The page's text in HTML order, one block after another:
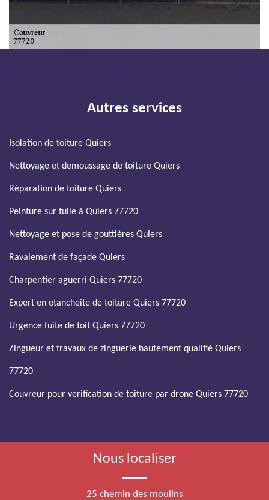
Autres services
Isolation de toiture Quiers
Nettoyage et demoussage de toiture Quiers
Réparation de toiture Quiers
Peinture sur tuile à Quiers 77720
Nettoyage et pose de gouttières Quiers
Ravalement de façade Quiers
Charpentier aguerri Quiers 77720
Expert en etancheite de toiture Quiers 77720
Urgence fuite de toit Quiers 77720
Zingueur et travaux de zinguerie hautement qualifié Quiers
77720
Couvreur pour verification de toiture par drone Quiers 77720
Nous localiser
25 chemin des moulins